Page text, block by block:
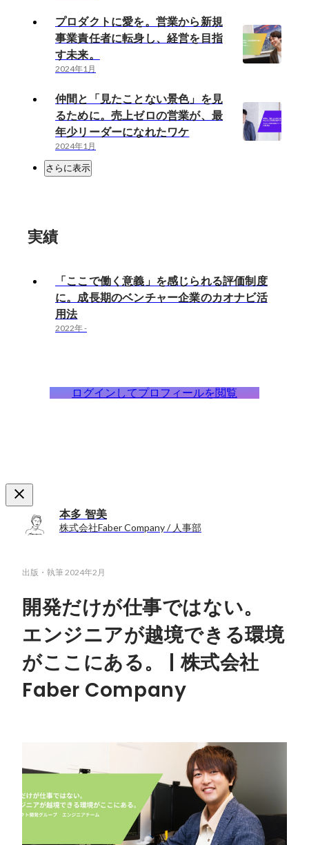
プロダクトに愛を。営業から新規
事業責任者に転身し、経営を目指
す未来。
2024年1月
仲間と「見たことない景色」を見
るために。売上ゼロの営業が、最
年少リーダーになれたワケ
2024年1月
さらに表示
実績
「ここで働く意義」を感じられる評価制度
に。成長期のベンチャー企業のカオナビ活
用法
2022年-
ログインしてプロフィールを閲覧
本多 智美
株式会社Faber Company / 人事部
出版・執筆 2024年2月
開発だけが仕事ではない。
エンジニアが越境できる環境
がここにある。 | 株式会社
Faber Company